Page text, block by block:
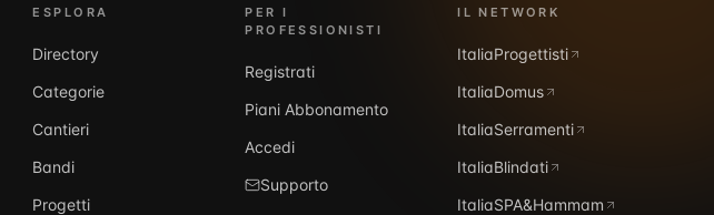
ESPLORA
Directory
Categorie
Cantieri
Bandi
Progetti
PER I
PROFESSIONISTI
Registrati
Piani Abbonamento
Accedi
Supporto
IL NETWORK
ItaliaProgettisti
ItaliaDomus
ItaliaSerramenti
ItaliaBlindati
ItaliaSPA&Hammam